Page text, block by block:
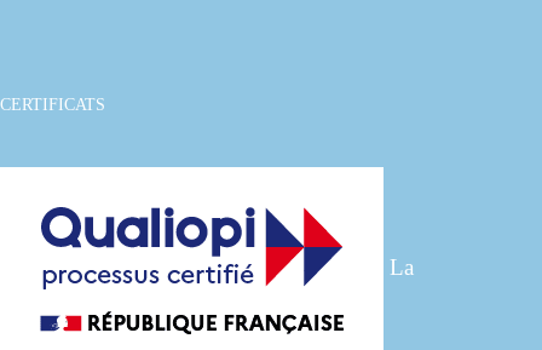
CERTIFICATS
La